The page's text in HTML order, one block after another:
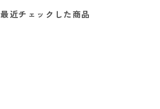
最近チェックした商品